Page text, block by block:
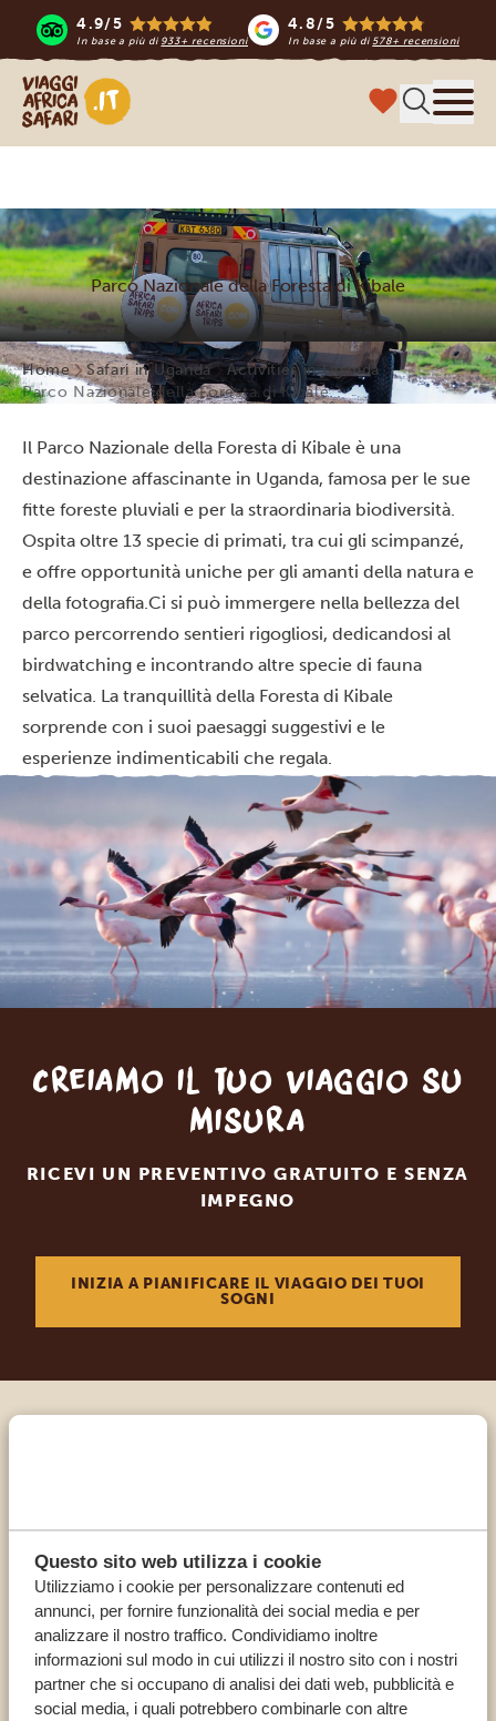
Questo sito web utilizza i cookie
Utilizziamo i cookie per personalizzare contenuti ed
annunci, per fornire funzionalità dei social media e per
analizzare il nostro traffico. Condividiamo inoltre
informazioni sul modo in cui utilizzi il nostro sito con i nostri
partner che si occupano di analisi dei dati web, pubblicità e
social media, i quali potrebbero combinarle con altre
4.9/5
In base a più di 933+ recensioni
4.8/5
In base a più di578+ recensioni
Viaggi Africa Safari
Parco Nazionale della Foresta di Kibale
Home Safari in Uganda
Activities in Uganda
Parco Nazionale della Foresta di Kibale
Il Parco Nazionale della Foresta di Kibale è una
destinazione affascinante in Uganda, famosa per le sue
fitte foreste pluviali e per la straordinaria biodiversità.
Ospita oltre 13 specie di primati, tra cui gli scimpanzé,
e offre opportunità uniche per gli amanti della natura e
della fotografia.Ci si può immergere nella bellezza del
parco percorrendo sentieri rigogliosi, dedicandosi al
birdwatching e incontrando altre specie di fauna
selvatica. La tranquillità della Foresta di Kibale
sorprende con i suoi paesaggi suggestivi e le
esperienze indimenticabili che regala.
Creiamo il tuo viaggio su
misura
RICEVI UN PREVENTIVO GRATUITO E SENZA
IMPEGNO
INIZIA A PIANIFICARE IL VIAGGIO DEI TUOI
SOGNI
IT:+39 0694806854
ALTRI PAESI